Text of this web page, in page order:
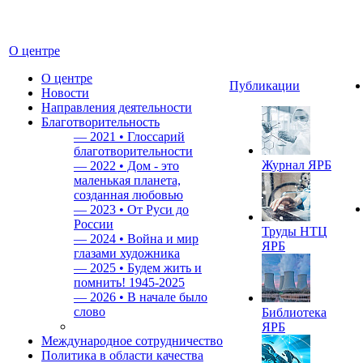
О центре
О центре
Новости
Направления деятельности
Благотворительность
— 2021 • Глоссарий
благотворительности
— 2022 • Дом - это
маленькая планета,
созданная любовью
— 2023 • От Руси до
России
— 2024 • Война и мир
глазами художника
— 2025 • Будем жить и
помнить! 1945-2025
— 2026 • В начале было
слово
Международное сотрудничество
Политика в области качества
Публикации
Журнал ЯРБ
Труды НТЦ
ЯРБ
Библиотека
ЯРБ